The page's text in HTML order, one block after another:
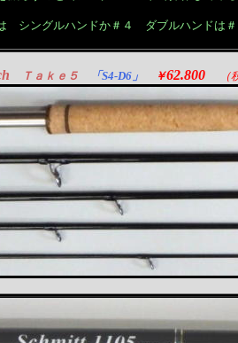
ングルハンドか＃４ ダブルハンドは＃
Ｔａｋｅ５ 「S4-D6」 ￥62.800 （